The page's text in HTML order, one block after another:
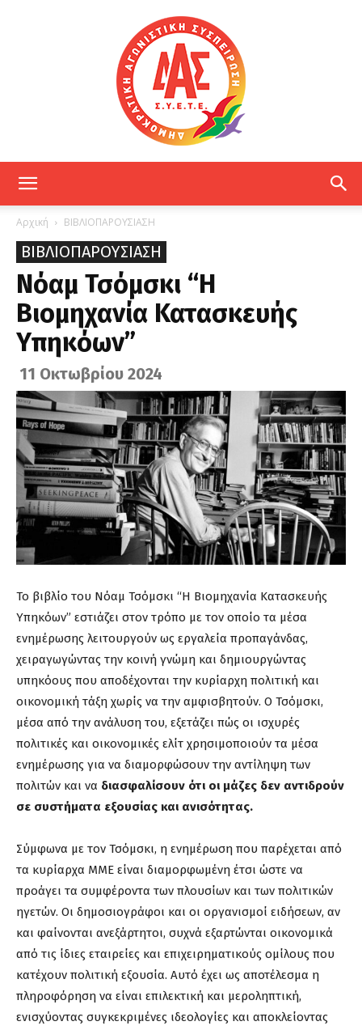
ΕΤΕ
Αρχική ΒΙΒΛΙΟΠΑΡΟΥΣΙΑΣΗ
ΒΙΒΛΙΟΠΑΡΟΥΣΙΑΣΗ
Νόαμ Τσόμσκι “Η
Βιομηχανία Κατασκευής
Υπηκόων”
11 Οκτωβρίου 2024
Το βιβλίο του Νόαμ Τσόμσκι “Η Βιομηχανία Κατασκευής
Υπηκόων” εστιάζει στον τρόπο με τον οποίο τα μέσα
ενημέρωσης λειτουργούν ως εργαλεία προπαγάνδας,
χειραγωγώντας την κοινή γνώμη και δημιουργώντας
υπηκόους που αποδέχονται την κυρίαρχη πολιτική και
οικονομική τάξη χωρίς να την αμφισβητούν. Ο Τσόμσκι,
μέσα από την ανάλυση του, εξετάζει πώς οι ισχυρές
πολιτικές και οικονομικές ελίτ χρησιμοποιούν τα μέσα
ενημέρωσης για να διαμορφώσουν την αντίληψη των
πολιτών και να διασφαλίσουν ότι οι μάζες δεν αντιδρούν
σε συστήματα εξουσίας και ανισότητας.
Σύμφωνα με τον Τσόμσκι, η ενημέρωση που παρέχεται από
τα κυρίαρχα ΜΜΕ είναι διαμορφωμένη έτσι ώστε να
προάγει τα συμφέροντα των πλουσίων και των πολιτικών
ηγετών. Οι δημοσιογράφοι και οι οργανισμοί ειδήσεων, αν
και φαίνονται ανεξάρτητοι, συχνά εξαρτώνται οικονομικά
από τις ίδιες εταιρείες και επιχειρηματικούς ομίλους που
κατέχουν πολιτική εξουσία. Αυτό έχει ως αποτέλεσμα η
πληροφόρηση να είναι επιλεκτική και μεροληπτική,
ενισχύοντας συγκεκριμένες ιδεολογίες και αποκλείοντας